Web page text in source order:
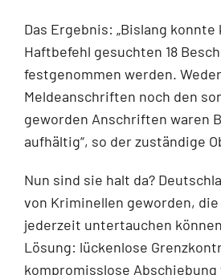
Das Ergebnis: „Bislang
Haftbefehl gesuchten 18
festgenommen werden.
Meldeanschriften noch den
geworden Anschriften waren
aufhältig“, so der zuständige
Nun sind sie halt da?
von Kriminellen geworden,
jederzeit untertauchen
Lösung: lückenlose
kompromisslose